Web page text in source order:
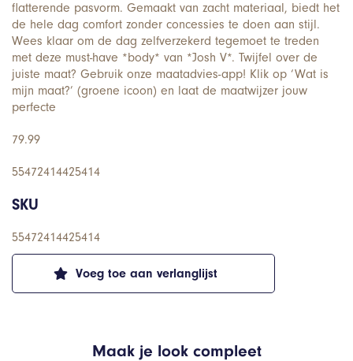
Voeg toe aan verlanglijst
flatterende pasvorm. Gemaakt van zacht materiaal, biedt het
de hele dag comfort zonder concessies te doen aan stijl.
Wees klaar om de dag zelfverzekerd tegemoet te treden
met deze must-have *body* van *Josh V*. Twijfel over de
juiste maat? Gebruik onze maatadvies-app! Klik op ‘Wat is
mijn maat?’ (groene icoon) en laat de maatwijzer jouw
perfecte
79.99
55472414425414
SKU
55472414425414
Maak je look compleet